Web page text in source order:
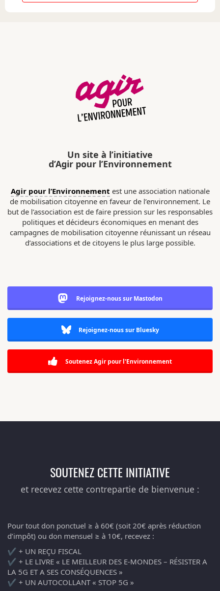
Un site à l’initiative
d’Agir pour l’Environnement
Agir pour l’Environnement est une association nationale
de mobilisation citoyenne en faveur de l’environnement. Le
but de l’association est de faire pression sur les responsables
politiques et décideurs économiques en menant des
campagnes de mobilisation citoyenne réunissant un réseau
d’associations et de citoyens le plus large possible.
Rejoignez-nous sur Mastodon
Rejoignez-nous sur Bluesky
Soutenez Agir pour l'Environnement
SOUTENEZ CETTE INITIATIVE
et recevez cette contrepartie de bienvenue :
Pour tout don ponctuel ≥ à 60€ (soit 20€ après réduction
d’impôt) ou don mensuel ≥ à 10€, recevez :
✔️ + UN REÇU FISCAL
✔️ + LE LIVRE « LE MEILLEUR DES E-MONDES – RÉSISTER A
LA 5G ET A SES CONSÉQUENCES »
✔️ + UN AUTOCOLLANT « STOP 5G »